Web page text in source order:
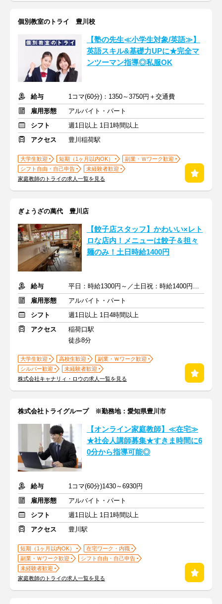
個別教室のトライ 豊川校
【塾の先生≪小学生対象/英語≫】
英語スキル&基礎力UPに★完全マ
ンツーマン指導◎私服OK
給与
1コマ(60分)：1350～3750円＋交通費
雇用形態
アルバイト・パート
シフト
週1日以上 1日1時間以上
アクセス
豊川稲荷駅
大学生歓迎 短期（1ヶ月以内OK）
副業・Ｗワーク歓迎
シフト自由・自己申告
未経験者歓迎
家庭教師のトライの求人一覧を見る
ぎょうざの萬代 豊川店
【餃子店スタッフ】かわいい×レト
ロな店内！メニューは餃子＆担々
麺のみ！土日時給1400円
給与
平日：時給1300円～／土日祝：時給1400円～+交通費規定支給
雇用形態
アルバイト・パート
シフト
週1日以上 1日4時間以上
アクセス
稲荷口駅
徒歩8分
大学生歓迎 高校生歓迎
副業・Ｗワーク歓迎
シルバー歓迎
未経験者歓迎
株式会社キャナリィ・ロウの求人一覧を見る
株式会社トライグループ ※勤務地：愛知県豊川市
【オンライン家庭教師】≪在宅≫
★社会人講師募集★すきま時間に6
0分から指導可能◎
給与
1コマ(60分)1430～6930円
雇用形態
アルバイト・パート
シフト
週1日以上 1日1時間以上
アクセス
豊川駅
短期（1ヶ月以内OK）
在宅ワーク・内職
副業・Ｗワーク歓迎
シフト自由・自己申告
未経験者歓迎
家庭教師のトライの求人一覧を見る